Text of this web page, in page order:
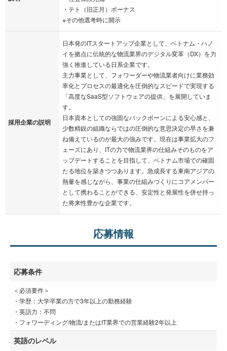
・テト（旧正月）ボーナス
※その他選考時に開示
採用企業の説明
日本発のITスタートアップ企業として、ベトナム・ハノ
イを拠点に伝統的な物流業界のデジタル変革（DX）を力
強く推進している日系企業です。
主力事業として、フォワーダーや物流業者向けに業務効
率化とプロセスの最適化を圧倒的なスピードで実現する
「高度なSaaS型ソフトウェアの提供」を展開していま
す。
日本資本としての強固なバックボーンによる安心感と、
少数精鋭の組織ならではの圧倒的な意思決定の早さを兼
ね備えているのが最大の強みです。現在は事業拡大のフ
ェーズにあり、ITの力で物流業界の仕組みそのものをア
ップデートすることを目指して、ベトナム市場での確固
たる地位を築きつつあります。急成長する東南アジアの
熱量を感じながら、事業の仕組みづくりにコアメンバー
として携わることができる、安定性と発展性を併せ持っ
た将来性豊かな企業です。
応募情報
応募条件
＜必須要件＞
・学歴：大学卒業の方で3年以上の勤務経験
・英語力：不問
・フォワーディング/物流/またはIT業界での営業経験2年以上
英語のレベル